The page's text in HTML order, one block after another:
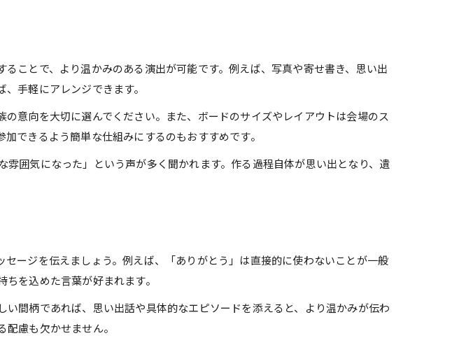
ことで、より温かみのある演出が可能です。例えば、写真や寄せ書き、思い出
手軽にアレンジできます。
意向を大切に選んでください。また、ボードのサイズやレイアウトは会場のス
できるよう簡単な仕組みにするのもおすすめです。
囲気になった」という声が多く聞かれます。作る過程自体が思い出となり、遺
ージを伝えましょう。例えば、「ありがとう」は直接的に使わないことが一般
を込めた言葉が好まれます。
間柄であれば、思い出話や具体的なエピソードを添えると、より温かみが伝わ
慮も欠かせません。